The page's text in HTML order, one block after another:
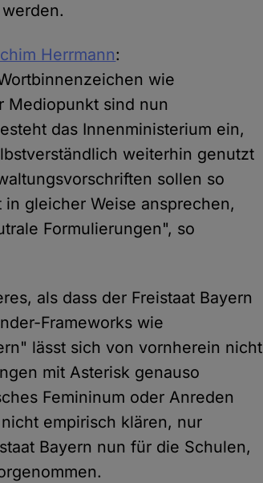
Herrmann:
wie
Mediopunkt sind nun
das Innenministerium ein,
weiterhin genutzt
sollen so
gleicher Weise ansprechen,
Formulierungen", so
als dass der Freistaat Bayern
Frameworks wie
lässt sich von vornherein nicht
mit Asterisk genauso
Femininum oder Anreden
empirisch klären, nur
Bayern nun für die Schulen,